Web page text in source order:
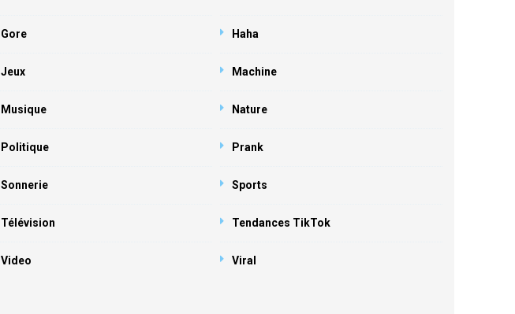
Gore Haha
Jeux Machine
Musique Nature
Politique Prank
Sonnerie Sports
Télévision Tendances TikTok
Video Viral